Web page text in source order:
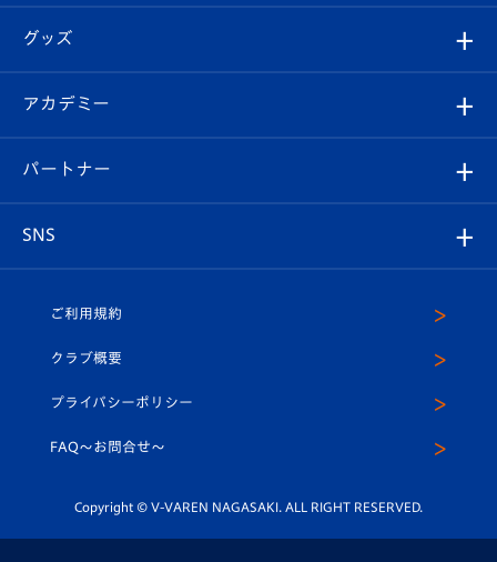
チケット
イベント
メディア
ホームタウン
スタッフプロフィール
マスコット紹介
平和祈念活動
ホームタウン活動
はじめての観戦ガイド
Revive Team
ヴィヴィくんの長崎おもてなしガイド
フォトギャラリー
スタジアムグルメ
チケット
V-LOVERS（ファンクラブ）
プレイヤーズスイート
グッズ
オンラインショップ
店舗情報
アカデミー
育成からのお知らせ
U-18
スクール
パートナー
SNS
ヴィヴィくんインスタグラム
公式LINE＠
ご利用規約
クラブ概要
プライバシーポリシー
FAQ〜お問合せ〜
Copyright © V-VAREN NAGASAKI. ALL RIGHT RESERVED.